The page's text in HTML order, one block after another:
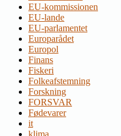
EU-kommissionen
EU-lande
EU-parlamentet
Europarådet
Europol
Finans
Fiskeri
Folkeafstemning
Forskning
FORSVAR
Fødevarer
it